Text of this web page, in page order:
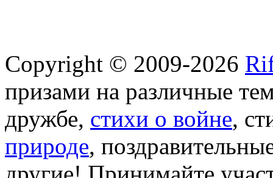
Copyright © 2009-2026
призами на различные
дружбе, стихи о войне,
природе,